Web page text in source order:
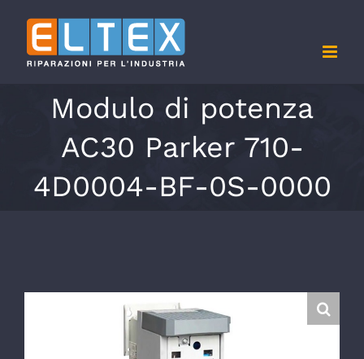
contenuto
Modulo di potenza
AC30 Parker 710-
4D0004-BF-0S-0000